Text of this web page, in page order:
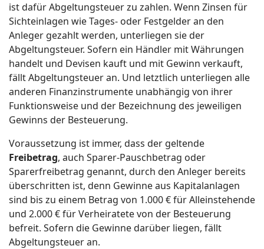
ist dafür Abgeltungsteuer zu zahlen. Wenn Zinsen für
Sichteinlagen wie Tages- oder Festgelder an den
Anleger gezahlt werden, unterliegen sie der
Abgeltungsteuer. Sofern ein Händler mit Währungen
handelt und Devisen kauft und mit Gewinn verkauft,
fällt Abgeltungsteuer an. Und letztlich unterliegen alle
anderen Finanzinstrumente unabhängig von ihrer
Funktionsweise und der Bezeichnung des jeweiligen
Gewinns der Besteuerung.
Voraussetzung ist immer, dass der geltende
Freibetrag, auch Sparer-Pauschbetrag oder
Sparerfreibetrag genannt, durch den Anleger bereits
überschritten ist, denn Gewinne aus Kapitalanlagen
sind bis zu einem Betrag von 1.000 € für Alleinstehende
und 2.000 € für Verheiratete von der Besteuerung
befreit. Sofern die Gewinne darüber liegen, fällt
Abgeltungsteuer an.